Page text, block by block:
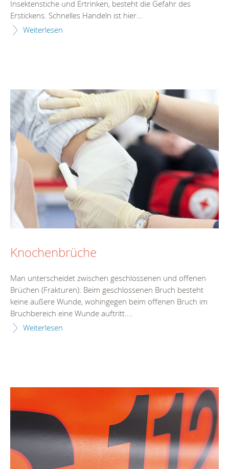
Insektenstiche und Ertrinken, besteht die Gefahr des
Erstickens. Schnelles Handeln ist hier...
Weiterlesen
Knochenbrüche
Man unterscheidet zwischen geschlossenen und offenen
Brüchen (Frakturen): Beim geschlossenen Bruch besteht
keine äußere Wunde, wohingegen beim offenen Bruch im
Bruchbereich eine Wunde auftritt....
Weiterlesen